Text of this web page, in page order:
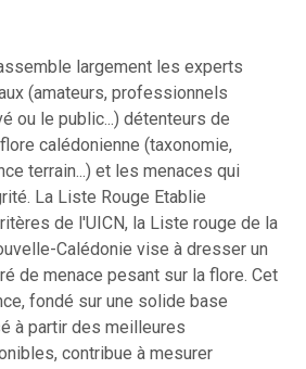
largement les experts
(amateurs, professionnels
ou le public...) détenteurs de
calédonienne (taxonomie,
terrain...) et les menaces qui
La Liste Rouge Etablie
de l'UICN, la Liste rouge de la
Calédonie vise à dresser un
de menace pesant sur la flore. Cet
fondé sur une solide base
à partir des meilleures
contribue à mesurer